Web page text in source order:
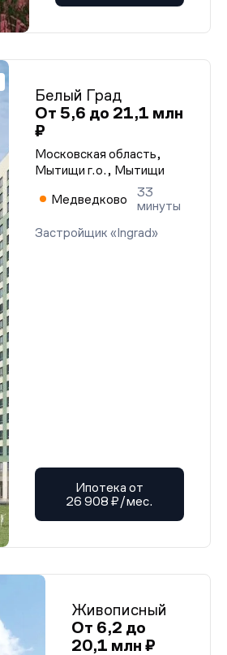
Белый Град
От 5,6 до 21,1 млн
₽
Московская область,
Мытищи г.о., Мытищи
Медведково
33
минуты
Застройщик «Ingrad»
Ипотека от
26 908 ₽/мес.
Живописный
От 6,2 до
20,1 млн ₽